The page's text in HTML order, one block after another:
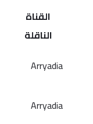
القناة
الناقلة
Arryadia
Arryadia